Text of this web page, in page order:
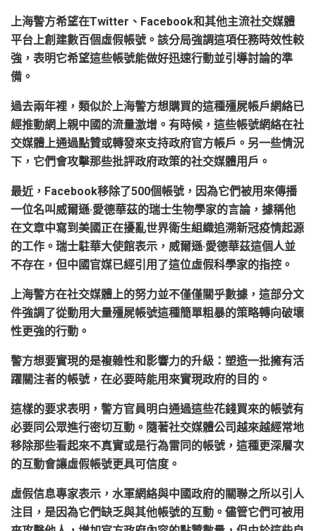
上海警方希望在Twitter 、 Facebook和其他主流社交媒體
平台上創建數百個虛假帳號 。該分局強調這項任務時效性較
強，表明它希望這些帳號能做好迅速行動並引導討論的準
備。
過去兩年裡，類似於上海警方想購買的這種殭屍帳戶網絡已
經推動網上親中國的流量激增。有時候，這些帳號網絡在社
交媒體上通過點贊或轉發來支持政府官方帳戶。另一些情況
下，它們會攻擊那些批評政府政策的社交媒體用戶。
最近， Facebook移除了500個帳號，因為它們被用來傳播
一位名叫威爾遜·愛德華茲的瑞士生物學家的言論，據稱他
在文章中寫到美國正在擾亂世界衛生組織追溯新冠疫情起源
的工作。瑞士駐華大使館表示，威爾遜·愛德華茲這個人並
不存在，但中國官媒已經引用了這位虛假科學家的指控。
上海警方在社交媒體上的努力並不僅僅關乎數據，這部分文
件強調了從動用大量殭屍帳號這種簡單粗暴的策略轉向破壞
性更強的行動。
警方想要實現的是複雜性和影響力的升級 ：塑造一批擁有活
躍關注者的帳號，在必要時能用來實現政府的目的。
這樣的要求表明，警方官員明白通過這些花錢買來的帳號有
必要同公眾進行密切互動。隨著社交媒體公司越來越經常地
移除那些看起來不真實或是行為雷同的帳號，這種更深層次
的互動會讓虛假帳號更具可信度。
虛假信息專家表示，水軍網絡與中國政府的關聯之所以引人
注目，是因為它們缺乏與其他帳號的互動。儘管它們可被用